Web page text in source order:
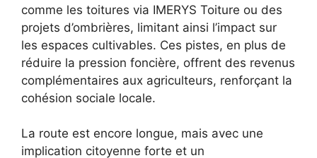
comme les toitures via IMERYS Toiture ou des
projets d’ombrières, limitant ainsi l’impact sur
les espaces cultivables. Ces pistes, en plus de
réduire la pression foncière, offrent des revenus
complémentaires aux agriculteurs, renforçant la
cohésion sociale locale.
La route est encore longue, mais avec une
implication citoyenne forte et un